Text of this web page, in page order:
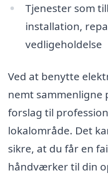
Tjenester som
installation,
vedligeholdelse
Ved at benytte
nemt sammenligne
forslag til
lokalområde. Det
sikre, at du får en
håndværker til din